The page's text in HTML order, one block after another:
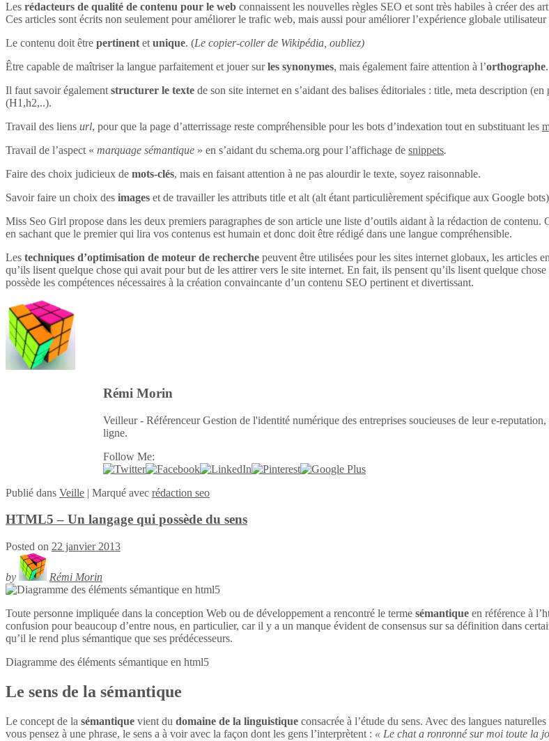
Les rédacteurs de qualité de contenu pour le web connaissent les nouvelles règles SEO et sont très habiles à créer des
Ces articles sont écrits non seulement pour améliorer le trafic web, mais aussi pour améliorer l’expérience globale
Le contenu doit être pertinent et unique. (Le copier-coller de Wikipédia, oubliez)
Être capable de maîtriser la langue parfaitement et jouer surles synonymes, mais également faire attention à l’orthographe.
Il faut savoir également structurer le texte de son site internet en s’aidant des balises éditoriales : title, meta description (en
(H1,h2,..).
Travail des liens url, pour que la page d’atterrissage reste compréhensible pour les bots d’indexation tout en substituant les
Travail de l’aspect « marquage sémantique » en s’aidant du schema.org pour l’affichage de snippets.
Faire des choix judicieux de mots-clés, mais en faisant attention à ne pas alourdir le texte, soyez raisonnable.
Savoir faire un choix des images et de travailler les attributs title et alt (alt étant particulièrement spécifique aux Google
Miss Seo Girl propose dans les deux premiers paragraphes de son article une liste d’outils aidant à la rédaction de
en sachant que le premier qui lira vos contenus est humain et donc doit être rédigé dans une langue compréhensible.
Les techniques d’optimisation de moteur de recherche peuvent être utilisées pour les sites internet globaux, les articles
qu’ils lisent quelque chose qui avait pour but de les attirer vers le site internet. En fait, ils pensent qu’ils lisent quelque
possède les compétences nécessaires à la création convaincante d’un contenu SEO pertinent et divertissant.
Rémi Morin
Veilleur - Référenceur Gestion de l'identité numérique des entreprises soucieuses de leur e-
ligne.
Follow Me:
Publié dans Veille | Marqué avec rédaction seo
HTML5 – Un langage qui possède du sens
Posted on 22 janvier 2013
by Rémi Morin
Toute personne impliquée dans la conception Web ou de développement a rencontré le terme sémantique en référence à
confusion pour beaucoup d’entre nous, en particulier, car il y a un manque évident de consensus sur sa définition dans
qu’il le rend plus sémantique que ses prédécesseurs.
Diagramme des éléments sémantique en html5
Le sens de la sémantique
Le concept de la sémantique vient du domaine de la linguistique consacrée à l’étude du sens. Avec des langues
vous pensez à une phrase, le sens a à voir avec la façon dont les gens l’interprètent : « Le chat a ronronné sur moi toute la